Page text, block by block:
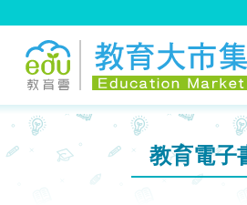
::: 教育電子